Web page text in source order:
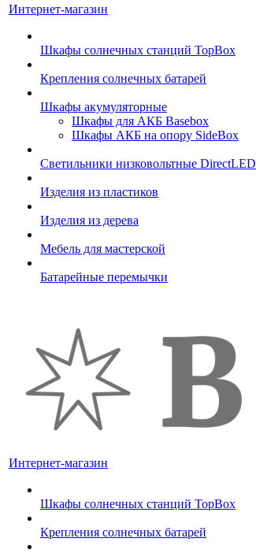
Интернет-магазин
Шкафы солнечных станций TopBox
Крепления солнечных батарей
Шкафы акумуляторные
Шкафы для АКБ Basebox
Шкафы АКБ на опору SideBox
Светильники низковольтные DirectLED
Изделия из пластиков
Изделия из дерева
Мебель для мастерской
Батарейные перемычки
Интернет-магазин
Шкафы солнечных станций TopBox
Крепления солнечных батарей